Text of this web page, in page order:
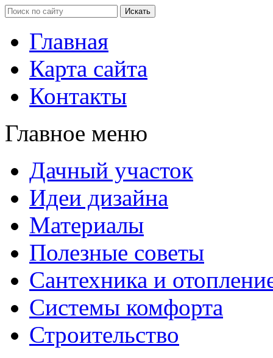
Главная
Карта сайта
Контакты
Главное меню
Дачный участок
Идеи дизайна
Материалы
Полезные советы
Сантехника и
Системы комфорта
Строительство